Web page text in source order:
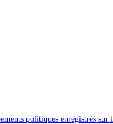
politiques enregistrés sur